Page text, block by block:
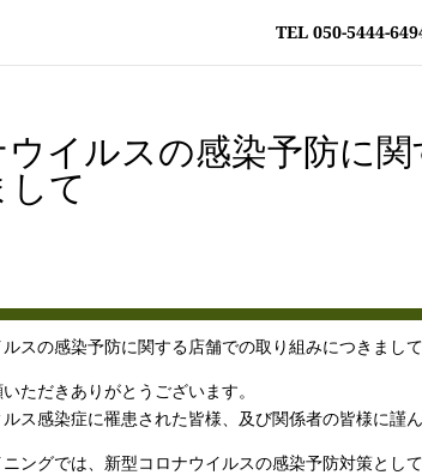
TEL 050-5444-
イルスの感染予防に
て
スの感染予防に関する店舗での取り組みにつきまして
ただきありがとうございます。
ス感染症に罹患された皆様、及び関係者の皆様に謹
ングでは、新型コロナウイルスの感染予防対策とし